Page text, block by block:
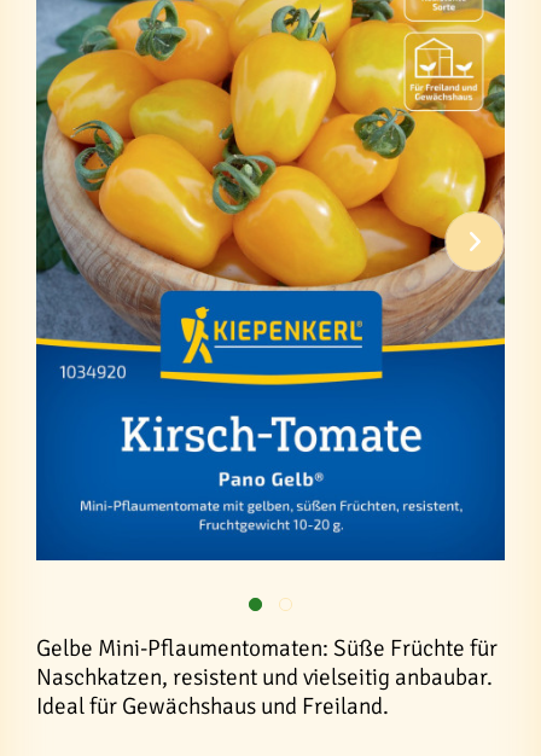
Gelbe Mini-Pflaumentomaten: Süße Früchte für
Naschkatzen, resistent und vielseitig anbaubar.
Ideal für Gewächshaus und Freiland.